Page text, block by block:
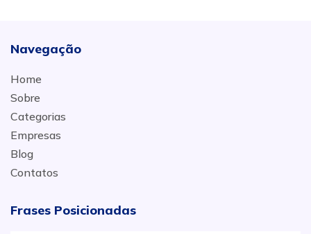
Navegação
Home
Sobre
Categorias
Empresas
Blog
Contatos
Frases Posicionadas